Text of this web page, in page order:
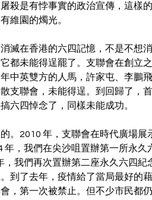
殺是有悖事實的政治宣傳，這樣
維園的燭光。
滅在香港的六四記憶，不是不想
都未能得逞罷了。支聯會在創立
中英雙方的人馬，許家屯、李鵬
支聯會，未能得逞。到回歸了，
六四悼念了，同樣未能成功。
。2010 年，支聯會在時代廣場展
年，我們在尖沙咀置辦第一所永久
，我們再次置辦第二座永久六四紀
到了去年，疫情給了當局最好的
，第一次被禁止。但不少市民都